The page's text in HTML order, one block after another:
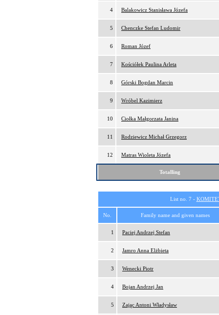
4 Balakowicz Stanisława Józefa
5 Chenczke Stefan Ludomir
6 Roman Józef
7 Kościółek Paulina Arleta
8 Górski Bogdan Marcin
9 Wróbel Kazimierz
10 Ciołka Małgorzata Janina
11 Rodziewicz Michał Grzegorz
12 Matras Wioleta Józefa
Totalling
List no. 7 -
No. Family name and given names
1 Paciej Andrzej Stefan
2 Jamro Anna Elżbieta
3 Wenecki Piotr
4 Bojan Andrzej Jan
5 Zając Antoni Władysław